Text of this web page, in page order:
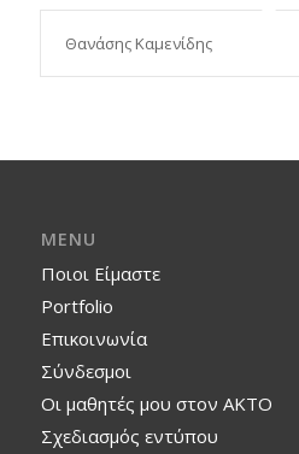
Θανάσης Καμενίδης
MENU
Ποιοι Είμαστε
Portfolio
Επικοινωνία
Σύνδεσμοι
Οι μαθητές μου στον ΑΚΤΟ
Σχεδιασμός εντύπου